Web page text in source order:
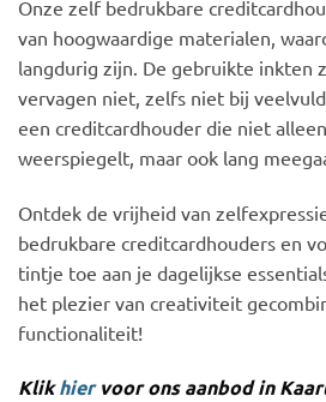
Onze zelf bedrukbare
van hoogwaardige materialen,
langdurig zijn. De gebruikte inkten
vervagen niet, zelfs niet bij
een creditcardhouder die niet
weerspiegelt, maar ook lang
Ontdek de vrijheid van
bedrukbare creditcardhouders en
tintje toe aan je dagelijkse
het plezier van creativiteit
functionaliteit!
Klikhiervoor ons aanbod in